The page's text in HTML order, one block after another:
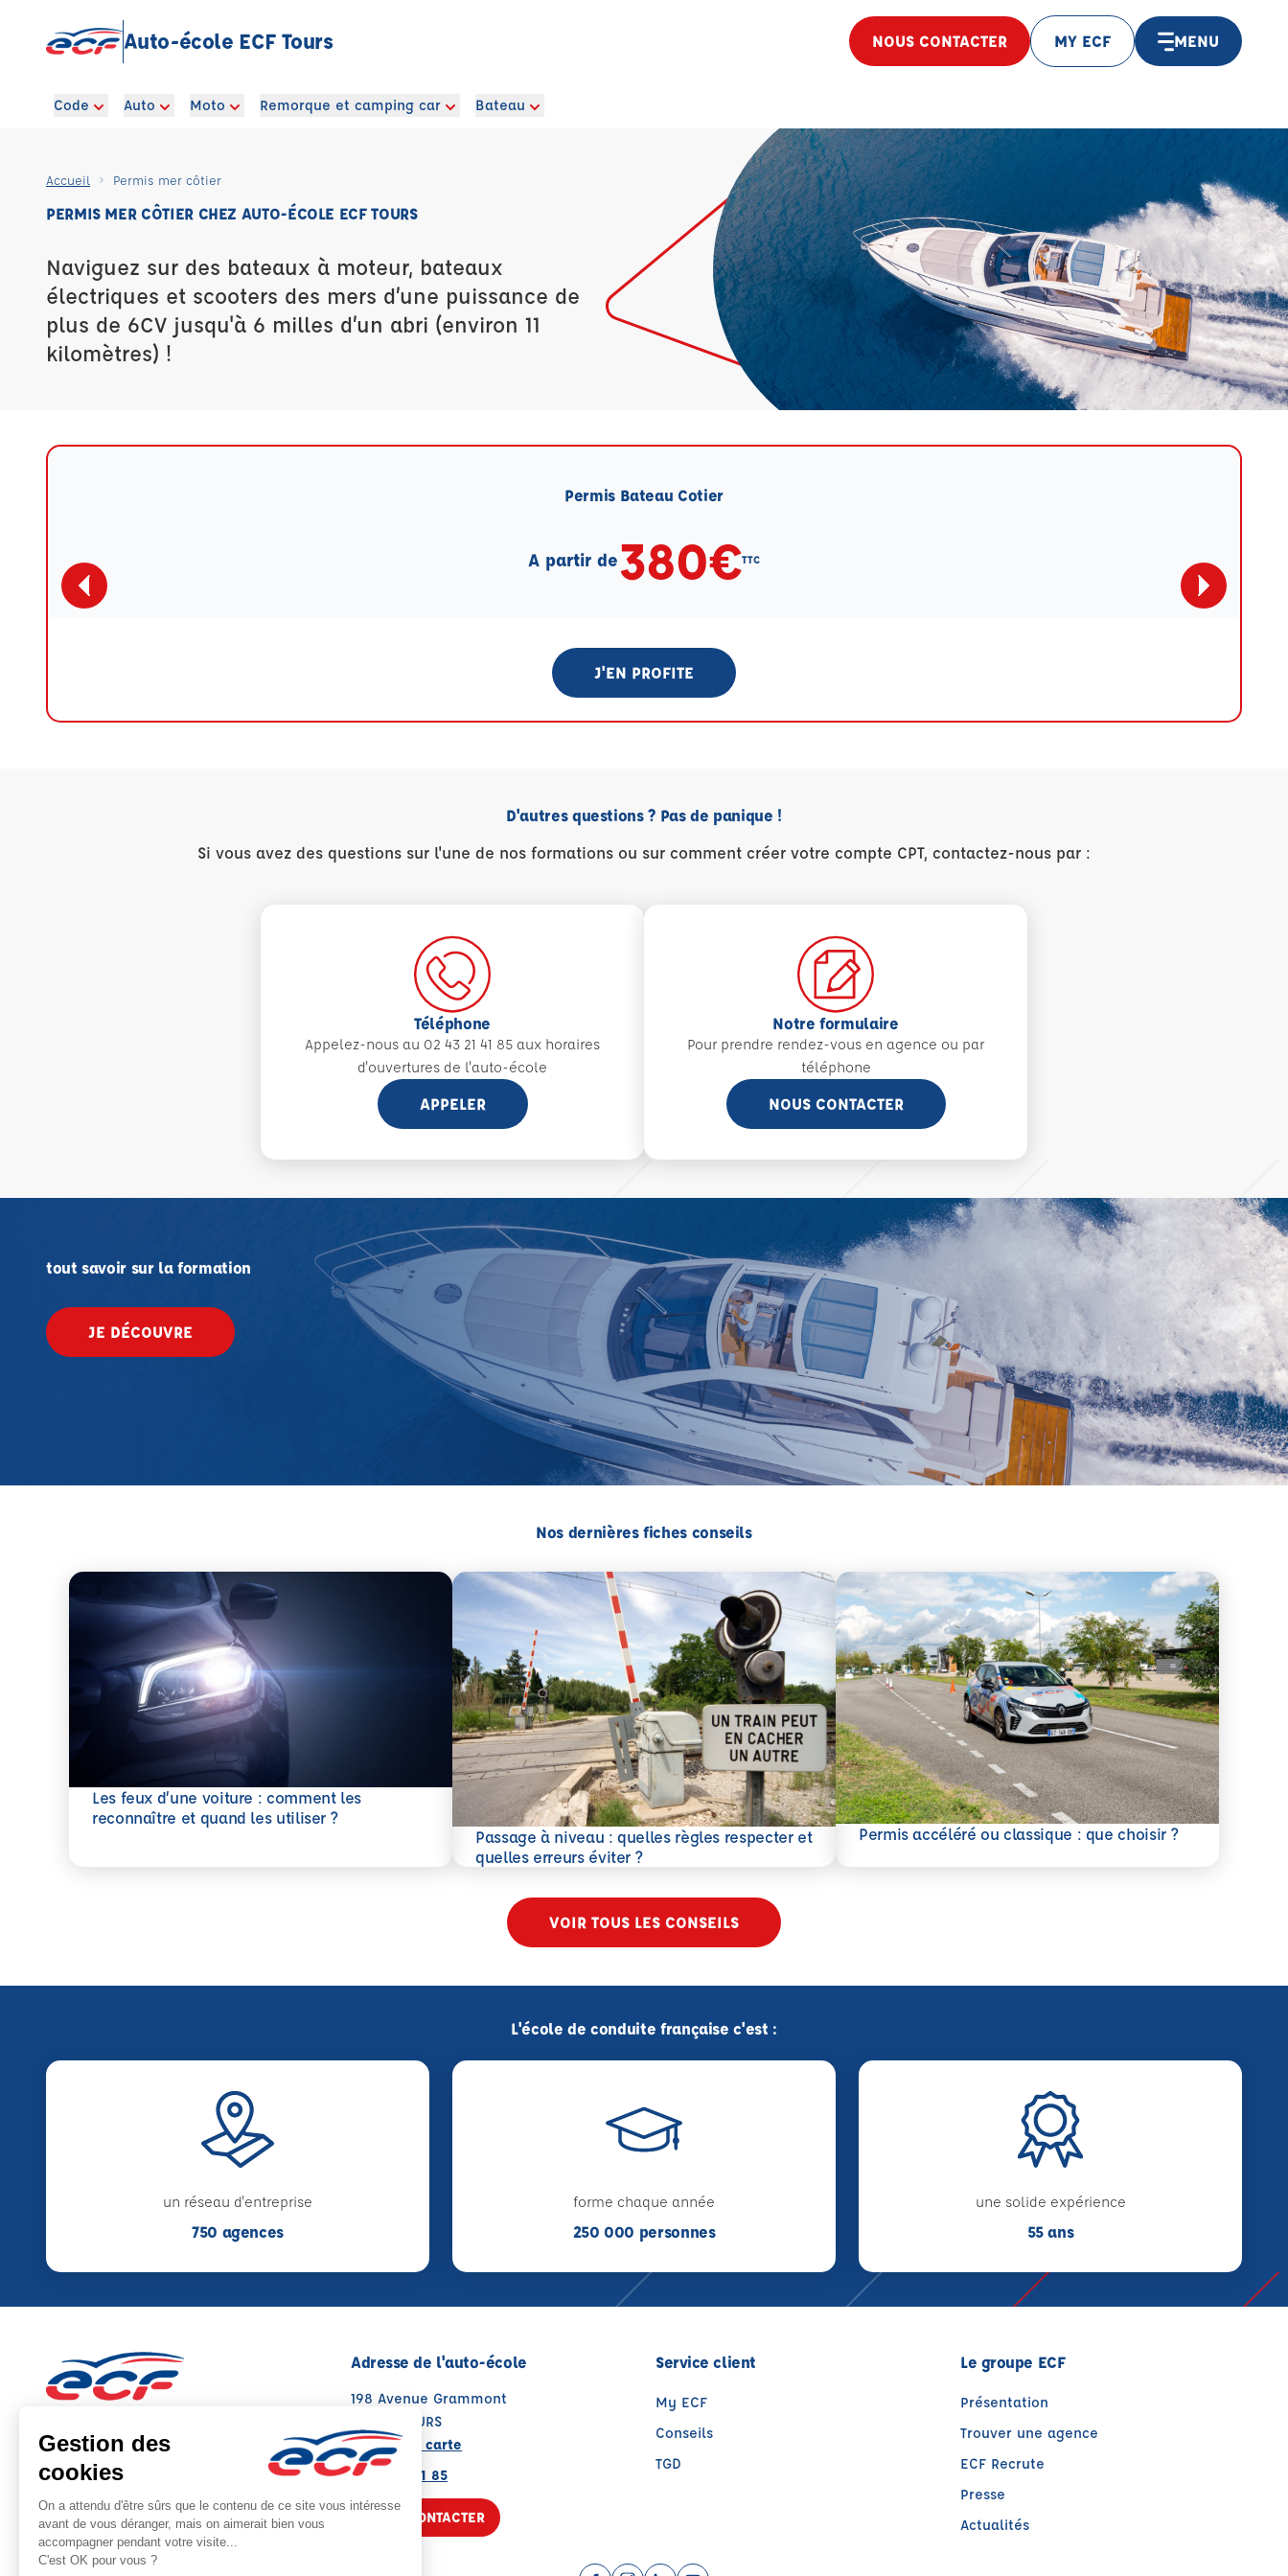
Auto-école ECF Tours NOUS CONTACTER MY ECF MENU
Code Auto Moto Remorque et camping car Bateau
Accueil Permis mer côtier
PERMIS MER CÔTIER CHEZ AUTO-ÉCOLE ECF TOURS
Naviguez sur des bateaux à moteur, bateaux
électriques et scooters des mers d’une puissance de
plus de 6CV jusqu'à 6 milles d’un abri (environ 11
kilomètres) !
Permis Bateau Cotier
A partir de380€TTC
J'EN PROFITE
D'autres questions ? Pas de panique !
Si vous avez des questions sur l'une de nos formations ou sur comment créer votre compte CPT, contactez-nous par :
Téléphone
Appelez-nous au 02 43 21 41 85 aux horaires
d'ouvertures de l'auto-école
APPELER
Notre formulaire
Pour prendre rendez-vous en agence ou par
téléphone
NOUS CONTACTER
tout savoir sur la formation
JE DÉCOUVRE
Nos dernières fiches conseils
Les feux d’une voiture : comment les
reconnaître et quand les utiliser ?
En savoir plus
Passage à niveau : quelles règles respecter et
quelles erreurs éviter ?
En savoir plus
Permis accéléré ou classique : que choisir ?
En savoir plus
VOIR TOUS LES CONSEILS
L'école de conduite française c'est :
un réseau d'entreprise
750 agences
forme chaque année
250 000 personnes
une solide expérience
55 ans
Adresse de l'auto-école
198 Avenue Grammont
37000 TOURS
Voir sur la carte
02 43 21 41 85
NOUS CONTACTER
Service client
My ECF
Conseils
TGD
Le groupe ECF
Présentation
Trouver une agence
ECF Recrute
Presse
Actualités